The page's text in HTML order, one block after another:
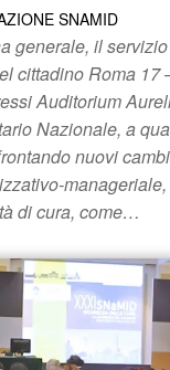
SNAMID
generale, il
cittadino Roma 17
Auditorium
Nazionale, a
nuovi
di cura, come…